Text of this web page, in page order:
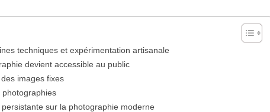
techniques et expérimentation artisanale
devient accessible au public
images fixes
photographies
sur la photographie moderne